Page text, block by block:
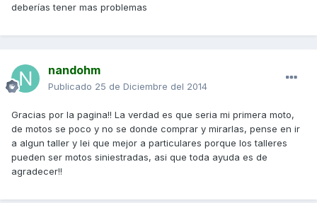
deberías tener mas problemas
nandohm
Publicado 25 de Diciembre del 2014
Gracias por la pagina!! La verdad es que seria mi primera moto,
de motos se poco y no se donde comprar y mirarlas, pense en ir
a algun taller y lei que mejor a particulares porque los talleres
pueden ser motos siniestradas, asi que toda ayuda es de
agradecer!!